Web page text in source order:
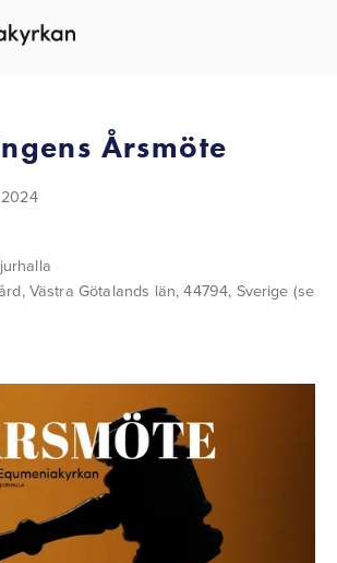
ALLA EVENEMANG
Årsmöte
Västra Götalands län, 44794 Sverige (se